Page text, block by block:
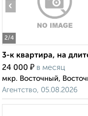
2/4
‹
3-к квартира, на
24 000 ₽ в месяц
мкр. Восточный,
Агентство, 05.08.2026